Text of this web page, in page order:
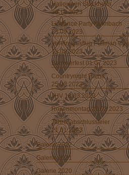
Halloween Stockheim
30.10.2023
Lindance Party Kulmbach
23.09.2023
Vereinsausflug Pullman City
15.09.2023
Sommerfest 01.07.2023
Countrynight Haina
25.03.2023
JHV 18.03.2023
Rosenmontag 20.02.2023
Jahresabschlussfeier
21.01.2023
Galerie 2022
Galerie 2021
Galerie 2020